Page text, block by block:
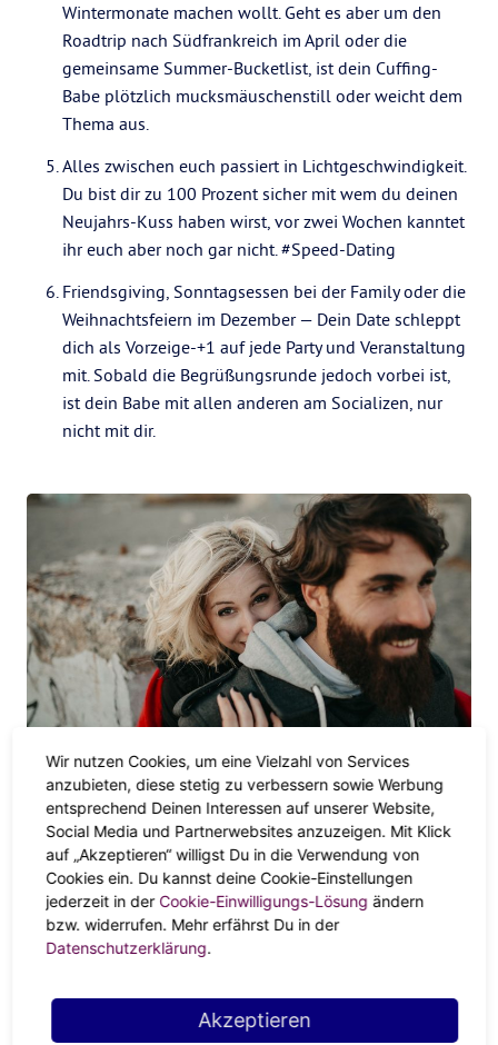
Wintermonate machen wollt. Geht es aber um den
Roadtrip nach Südfrankreich im April oder die
gemeinsame Summer-Bucketlist, ist dein Cuffing-
Babe plötzlich mucksmäuschenstill oder weicht dem
Thema aus.
Alles zwischen euch passiert in Lichtgeschwindigkeit.
Du bist dir zu 100 Prozent sicher mit wem du deinen
Neujahrs-Kuss haben wirst, vor zwei Wochen kanntet
ihr euch aber noch gar nicht. #Speed-Dating
Friendsgiving, Sonntagsessen bei der Family oder die
Weihnachtsfeiern im Dezember — Dein Date schleppt
dich als Vorzeige-+1 auf jede Party und Veranstaltung
mit. Sobald die Begrüßungsrunde jedoch vorbei ist,
ist dein Babe mit allen anderen am Socializen, nur
nicht mit dir.
Dein Cuffing-Season-Guide
Communication is key!
Ob ihr euch gleich nacheuren ersten paar Datesüber eure
Absichten austauscht oder durch regelmäßige Check-Ins
klärt, ob ihr immer noch auf demselben Nenner seid, spielt
ehrlich miteinander. Du suchst nur nach einem
unkomplizierten Winter-Fling? Sag es.
Wir nutzen Cookies, um eine Vielzahl von Services
anzubieten, diese stetig zu verbessern sowie Werbung
entsprechend Deinen Interessen auf unserer Website,
Social Media und Partnerwebsites anzuzeigen. Mit Klick
auf „Akzeptieren“ willigst Du in die Verwendung von
Cookies ein. Du kannst deine Cookie-Einstellungen
jederzeit in der Cookie-Einwilligungs-Lösung ändern
bzw. widerrufen. Mehr erfährst Du in der
Datenschutzerklärung.
Akzeptieren